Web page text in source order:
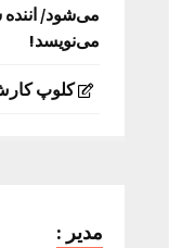
می‌شود/ اننده
می‌نویسد!
کلوپ
مدیر :